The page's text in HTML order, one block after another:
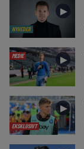
NYHEDER
►
MEDIE ►
EKSKLUSIVT
►